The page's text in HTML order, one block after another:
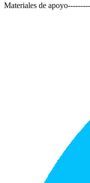
Materiales de apoyo